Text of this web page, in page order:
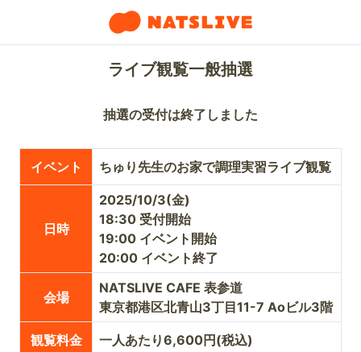
ライブ観覧一般抽選
抽選の受付は終了しました
イベント ちゅり先生のお家で調理実習ライブ観覧
日時
2025/10/3(金)
18:30 受付開始
19:00 イベント開始
20:00 イベント終了
会場
NATSLIVE CAFE 表参道
東京都港区北青山3丁目11-7 Aoビル3階
観覧料金 一人あたり6,600円(税込)